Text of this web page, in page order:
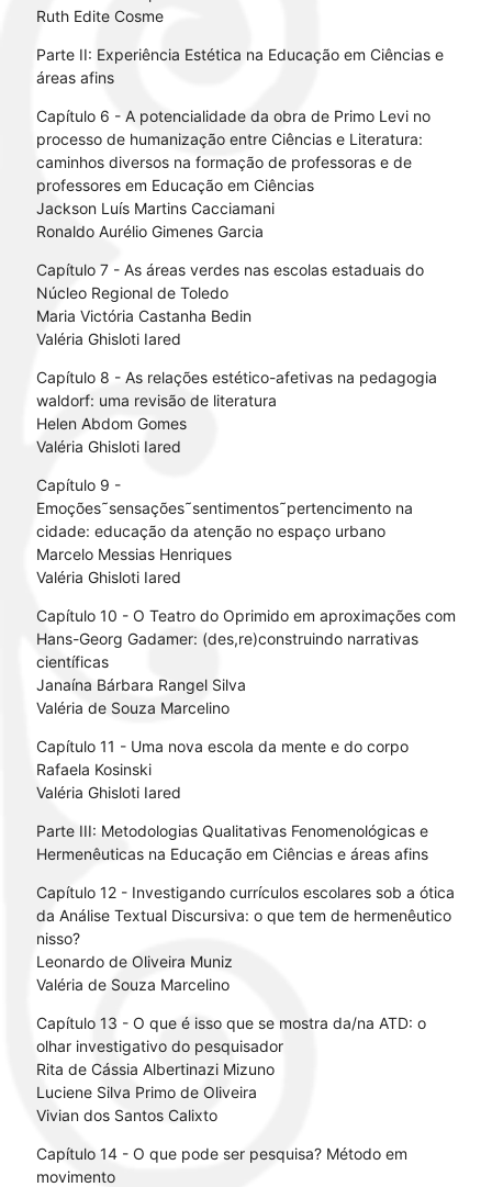
Ruth Edite Cosme
Parte II: Experiência Estética na Educação em Ciências e
áreas afins
Capítulo 6 - A potencialidade da obra de Primo Levi no
processo de humanização entre Ciências e Literatura:
caminhos diversos na formação de professoras e de
professores em Educação em Ciências
Jackson Luís Martins Cacciamani
Ronaldo Aurélio Gimenes Garcia
Capítulo 7 - As áreas verdes nas escolas estaduais do
Núcleo Regional de Toledo
Maria Victória Castanha Bedin
Valéria Ghisloti Iared
Capítulo 8 - As relações estético-afetivas na pedagogia
waldorf: uma revisão de literatura
Helen Abdom Gomes
Valéria Ghisloti Iared
Capítulo 9 -
Emoções˜sensações˜sentimentos˜pertencimento na
cidade: educação da atenção no espaço urbano
Marcelo Messias Henriques
Valéria Ghisloti Iared
Capítulo 10 - O Teatro do Oprimido em aproximações com
Hans-Georg Gadamer: (des,re)construindo narrativas
científicas
Janaína Bárbara Rangel Silva
Valéria de Souza Marcelino
Capítulo 11 - Uma nova escola da mente e do corpo
Rafaela Kosinski
Valéria Ghisloti Iared
Parte III: Metodologias Qualitativas Fenomenológicas e
Hermenêuticas na Educação em Ciências e áreas afins
Capítulo 12 - Investigando currículos escolares sob a ótica
da Análise Textual Discursiva: o que tem de hermenêutico
nisso?
Leonardo de Oliveira Muniz
Valéria de Souza Marcelino
Capítulo 13 - O que é isso que se mostra da/na ATD: o
olhar investigativo do pesquisador
Rita de Cássia Albertinazi Mizuno
Luciene Silva Primo de Oliveira
Vivian dos Santos Calixto
Capítulo 14 - O que pode ser pesquisa? Método em
movimento